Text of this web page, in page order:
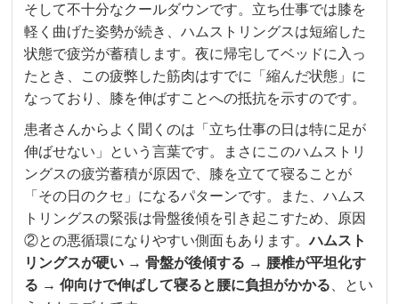
そして不十分なクールダウンです。立ち仕事では膝を
軽く曲げた姿勢が続き、ハムストリングスは短縮した
状態で疲労が蓄積します。夜に帰宅してベッドに入っ
たとき、この疲弊した筋肉はすでに「縮んだ状態」に
なっており、膝を伸ばすことへの抵抗を示すのです。
患者さんからよく聞くのは「立ち仕事の日は特に足が
伸ばせない」という言葉です。まさにこのハムストリ
ングスの疲労蓄積が原因で、膝を立てて寝ることが
「その日のクセ」になるパターンです。また、ハムス
トリングスの緊張は骨盤後傾を引き起こすため、原因
②との悪循環になりやすい側面もあります。ハムスト
リングスが硬い → 骨盤が後傾する → 腰椎が平坦化す
る → 仰向けで伸ばして寝ると腰に負担がかかる 、とい